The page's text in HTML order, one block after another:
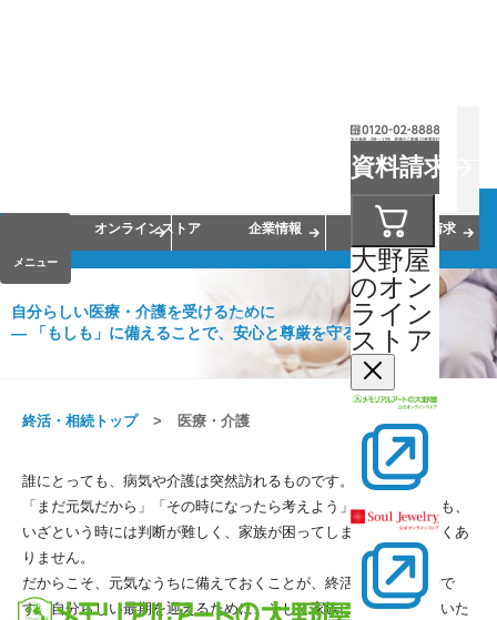
資料請求
大野屋
のオン
ライン
ストア
メニュー
会員サービス
オンラインストア
企業情報 資料請求
自分らしい医療・介護を受けるために
― 「もしも」に備えることで、安心と尊厳を守る
終活・相続トップ 医療・介護
誰にとっても、病気や介護は突然訪れるものです。
「まだ元気だから」「その時になったら考えよう」と思っていても、
いざという時には判断が難しく、家族が困ってしまうことも少なくあ
りません。
だからこそ、元気なうちに備えておくことが、終活の大切な一歩で
す。自分らしい最期を迎えるために、そして家族に迷いを残さないた